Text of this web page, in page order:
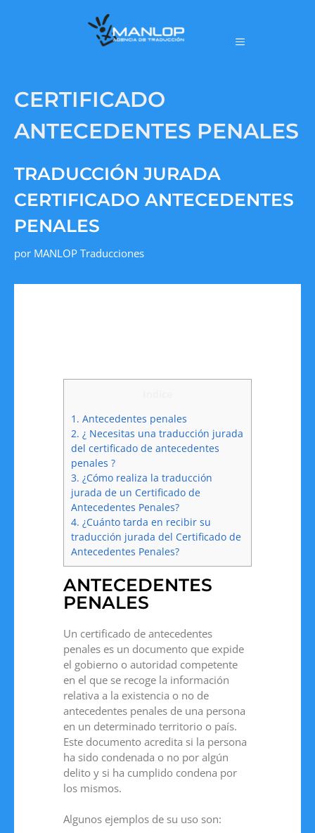
CERTIFICADO
ANTECEDENTES PENALES
TRADUCCIÓN JURADA
CERTIFICADO ANTECEDENTES
PENALES
por MANLOP Traducciones
1. Antecedentes penales
2. ¿ Necesitas una traducción jurada
del certificado de antecedentes
penales ?
3. ¿Cómo realiza la traducción
jurada de un Certificado de
Antecedentes Penales?
4. ¿Cuánto tarda en recibir su
traducción jurada del Certificado de
Antecedentes Penales?
ANTECEDENTES
PENALES
Un certificado de antecedentes
penales es un documento que expide
el gobierno o autoridad competente
en el que se recoge la información
relativa a la existencia o no de
antecedentes penales de una persona
en un determinado territorio o país.
Este documento acredita si la persona
ha sido condenada o no por algún
delito y si ha cumplido condena por
los mismos.
Algunos ejemplos de su uso son: